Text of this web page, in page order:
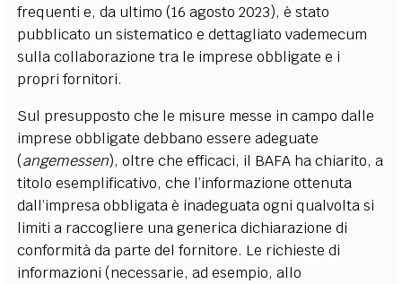
frequenti e, da ultimo (16 agosto 2023), è stato
pubblicato un sistematico e dettagliato vademecum
sulla collaborazione tra le imprese obbligate e i
propri fornitori.
Sul presupposto che le misure messe in campo dalle
imprese obbligate debbano essere adeguate
(angemessen), oltre che efficaci, il BAFA ha chiarito, a
titolo esemplificativo, che l’informazione ottenuta
dall’impresa obbligata è inadeguata ogni qualvolta si
limiti a raccogliere una generica dichiarazione di
conformità da parte del fornitore. Le richieste di
informazioni (necessarie, ad esempio, allo